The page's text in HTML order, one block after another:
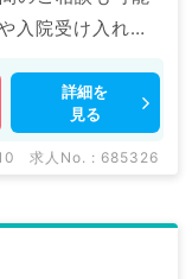
入院受け入れ対
イナビ
医療機関求人は
業医等の企業系
詳細等はお気軽
詳細を
見る
求人No. : 685326